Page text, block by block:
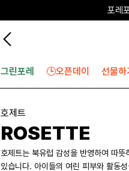
포레
그린포레 🕒오픈데이 선물하
호제트
ROSETTE
호제트는 북유럽 감성을 반영하여 따
있습니다. 아이들의 여린 피부와 활동